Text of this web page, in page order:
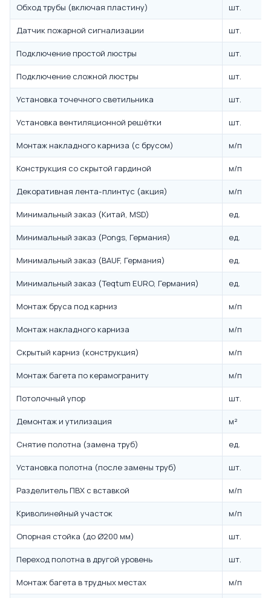
Обход трубы (включая пластину) шт.
Датчик пожарной сигнализации шт.
Подключение простой люстры шт.
Подключение сложной люстры шт.
Установка точечного светильника шт.
Установка вентиляционной решётки шт.
Монтаж накладного карниза (с брусом) м/п
Конструкция со скрытой гардиной м/п
Декоративная лента-плинтус (акция) м/п
Минимальный заказ (Китай, MSD) ед.
Минимальный заказ (Pongs, Германия) ед.
Минимальный заказ (BAUF, Германия) ед.
Минимальный заказ (Teqtum EURO, Германия) ед.
Монтаж бруса под карниз м/п
Монтаж накладного карниза м/п
Скрытый карниз (конструкция) м/п
Монтаж багета по керамограниту м/п
Потолочный упор шт.
Демонтаж и утилизация м²
Снятие полотна (замена труб) ед.
Установка полотна (после замены труб) шт.
Разделитель ПВХ с вставкой м/п
Криволинейный участок м/п
Опорная стойка (до Ø200 мм) шт.
Переход полотна в другой уровень шт.
Монтаж багета в трудных местах м/п